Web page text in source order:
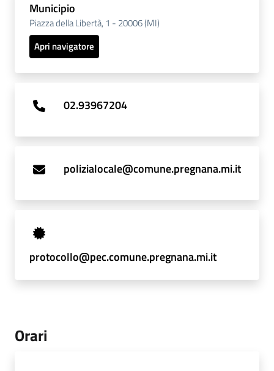
Municipio
Piazza della Libertà, 1 - 20006 (MI)
Apri navigatore
02.93967204
polizialocale@comune.pregnana.mi.it
protocollo@pec.comune.pregnana.mi.it
Orari